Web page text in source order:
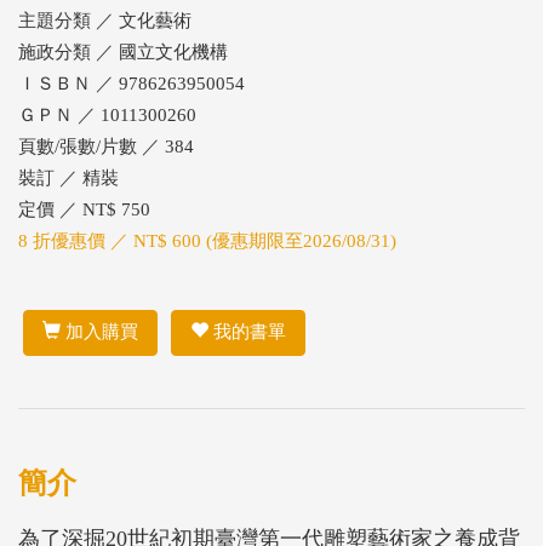
主題分類 ／ 文化藝術
施政分類 ／ 國立文化機構
ＩＳＢＮ ／ 9786263950054
ＧＰＮ ／ 1011300260
頁數/張數/片數 ／ 384
裝訂 ／ 精裝
定價 ／ NT$ 750
8 折優惠價 ／ NT$ 600 (優惠期限至2026/08/31)
加入購買 我的書單
簡介
為了深掘20世紀初期臺灣第一代雕塑藝術家之養成背